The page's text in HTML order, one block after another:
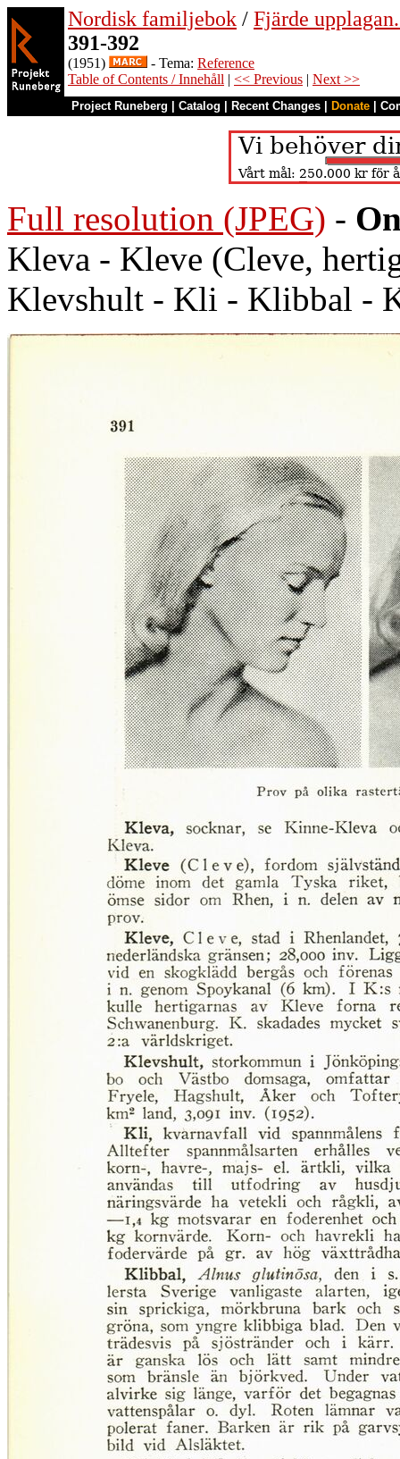
Nordisk familjebok / Fjärde
391-392
(1951) - Tema: Reference
Table of Contents / Innehåll | << Previous | Next >>
Project Runeberg Catalog Recent Changes Donate
Full resolution (JPEG) -
Kleva - Kleve (Cleve,
Klevshult - Kli - Klibbal -